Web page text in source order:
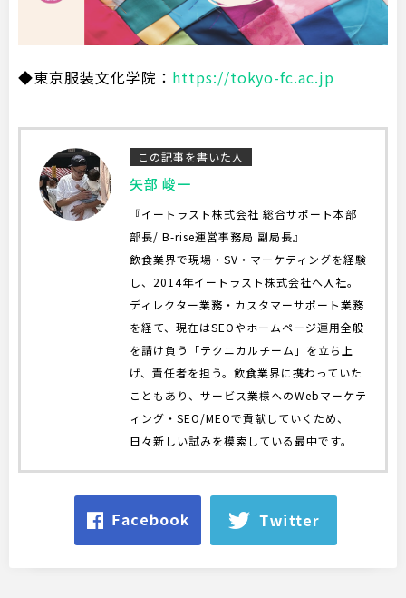
◆東京服装文化学院： https://tokyo-fc.ac.jp
この記事を書いた人
矢部 峻一
『イートラスト株式会社 総合サポート本部
部長/ B-rise運営事務局 副局長』
飲食業界で現場・SV・マーケティングを経験
し、2014年イートラスト株式会社へ入社。
ディレクター業務・カスタマーサポート業務
を経て、現在はSEOやホームページ運用全般
を請け負う「テクニカルチーム」を立ち上
げ、責任者を担う。飲食業界に携わっていた
こともあり、サービス業様へのWebマーケテ
ィング・SEO/MEOで貢献していくため、
日々新しい試みを模索している最中です。